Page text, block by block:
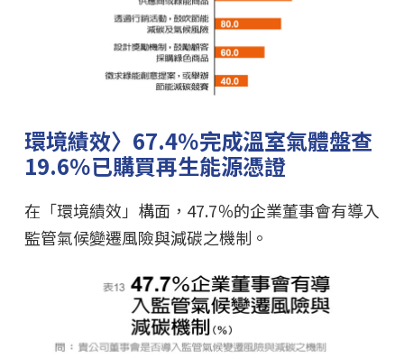
環境績效〉67.4％完成溫室氣體盤查
19.6％已購買再生能源憑證
在「環境績效」構面，47.7％的企業董事會有導入
監管氣候變遷風險與減碳之機制。